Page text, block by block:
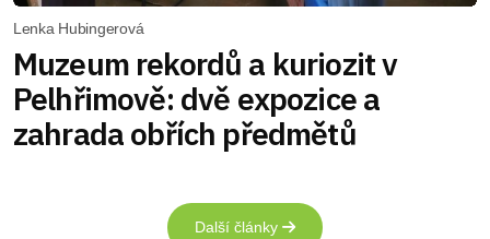
Lenka Hubingerová
Muzeum rekordů a kuriozit v
Pelhřimově: dvě expozice a
zahrada obřích předmětů
Další články